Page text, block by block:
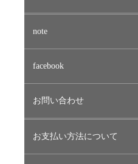
note
facebook
お問い合わせ
お支払い方法について